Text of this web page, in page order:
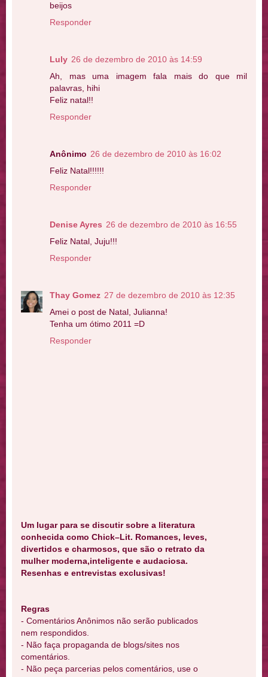
beijos
Responder
Luly 26 de dezembro de 2010 às 14:59
Ah, mas uma imagem fala mais do que mil
palavras, hihi
Feliz natal!!
Responder
Anônimo 26 de dezembro de 2010 às 16:02
Feliz Natal!!!!!!
Responder
Denise Ayres 26 de dezembro de 2010 às 16:55
Feliz Natal, Juju!!!
Responder
Thay Gomez 27 de dezembro de 2010 às 12:35
Amei o post de Natal, Julianna!
Tenha um ótimo 2011 =D
Responder
Um lugar para se discutir sobre a literatura
conhecida como Chick–Lit. Romances, leves,
divertidos e charmosos, que são o retrato da
mulher moderna,inteligente e audaciosa.
Resenhas e entrevistas exclusivas!
Regras
- Comentários Anônimos não serão publicados
nem respondidos.
- Não faça propaganda de blogs/sites nos
comentários.
- Não peça parcerias pelos comentários, use o